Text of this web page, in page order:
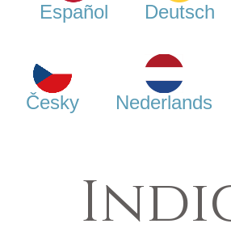
Español Deutsch
Česky Nederlands